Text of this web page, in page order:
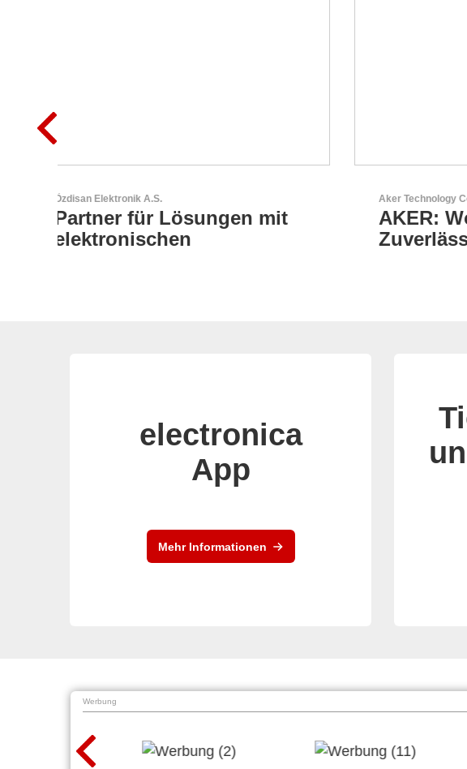
Aker Technology Co., Ltd.
AKER: Wo Präzision auf
Zuverlässigkeit trifft
AKTINA
electronica
App
Mehr Informationen
Werbung